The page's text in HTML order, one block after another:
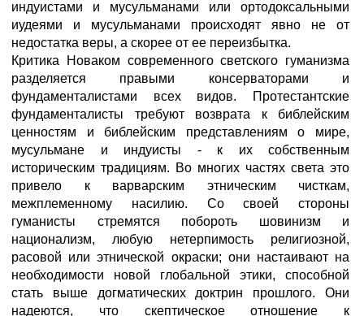
индуистами и мусульманами или ортодоксальными
иудеями и мусульманами происходят явно не от
недостатка веры, а скорее от ее переизбытка.
Критика Новаком современного светского гуманизма
разделяется правыми консерваторами и
фундаменталистами всех видов. Протестантские
фундаменталисты требуют возврата к библейским
ценностям и библейским представлениям о мире,
мусульмане и индуисты - к их собственным
историческим традициям. Во многих частях света это
привело к варварским этническим чисткам,
межплеменному насилию. Со своей стороны
гуманисты стремятся побороть шовинизм и
национализм, любую нетерпимость религиозной,
расовой или этнической окраски; они настаивают на
необходимости новой глобальной этики, способной
стать выше догматических доктрин прошлого. Они
надеются, что скептическое отношение к